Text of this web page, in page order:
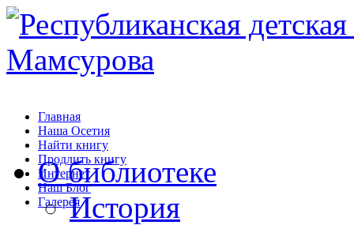
Главная
Наша Осетия
Найти книгу
Продлить книгу
Интернет
Наш Блог
Галерея
О библиотеке
История